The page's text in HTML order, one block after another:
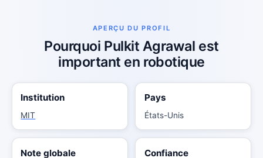
APERÇU DU PROFIL
Pourquoi Pulkit Agrawal est
important en robotique
Institution
MIT
Pays
États-Unis
Note globale Confiance